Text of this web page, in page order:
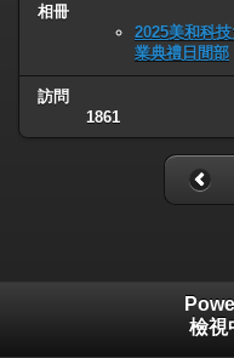
相冊
2025美和科
業典禮日間部
訪問
1861
檢視